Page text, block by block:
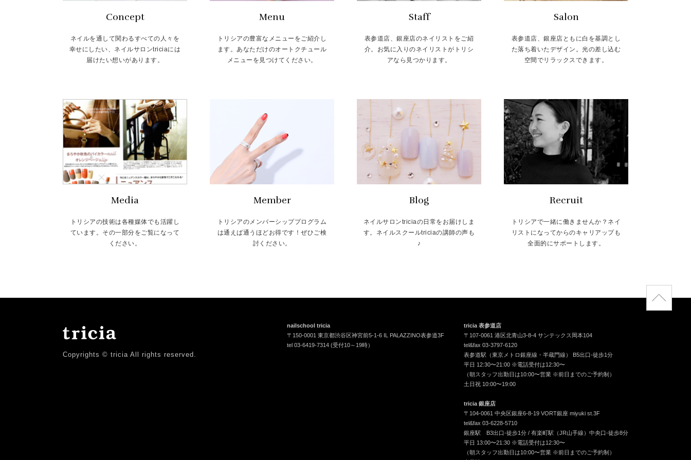
Concept
ネイルを通して関わるすべての人々を
幸せにしたい、ネイルサロンtriciaには
届けたい想いがあります。
Menu
トリシアの豊富なメニューをご紹介し
ます。あなただけのオートクチュール
メニューを見つけてください。
Staff
表参道店、銀座店のネイリストをご紹
介。お気に入りのネイリストがトリシ
アなら見つかります。
Salon
表参道店、銀座店ともに白を基調とし
た落ち着いたデザイン。光の差し込む
空間でリラックスできます。
Media
トリシアの技術は各種媒体でも活躍し
ています。その一部分をご覧になって
ください。
Member
トリシアのメンバーシッププログラム
は通えば通うほどお得です！ぜひご検
討ください。
Blog
ネイルサロンtriciaの日常をお届けしま
す。ネイルスクールtriciaの講師の声も
♪
Recruit
トリシアで一緒に働きませんか？ネイ
リストになってからのキャリアップも
全面的にサポートします。
nailschool tricia
〒150-0001 東京都渋谷区神宮前5-1-6 IL PALAZZINO表参道3F
tel 03-6419-7314 (受付10～19時）
tricia 表参道店
〒107-0061 港区北青山3-8-4 サンテックス岡本104
tel&fax 03-3797-6120
表参道駅（東京メトロ銀座線・半蔵門線） B5出口-徒歩1分
平日 12:30〜21:00 ※電話受付は12:30〜
（朝スタッフ出勤日は10:00〜営業 ※前日までのご予約制）
土日祝 10:00〜19:00
tricia 銀座店
〒104-0061 中央区銀座6-8-19 VORT銀座 miyuki st.3F
tel&fax 03-6228-5710
銀座駅 B3出口-徒歩1分 / 有楽町駅（JR山手線）中央口-徒歩8分
平日 13:00〜21:30 ※電話受付は12:30〜
（朝スタッフ出勤日は10:00〜営業 ※前日までのご予約制）
Copyrights © tricia All rights reserved.